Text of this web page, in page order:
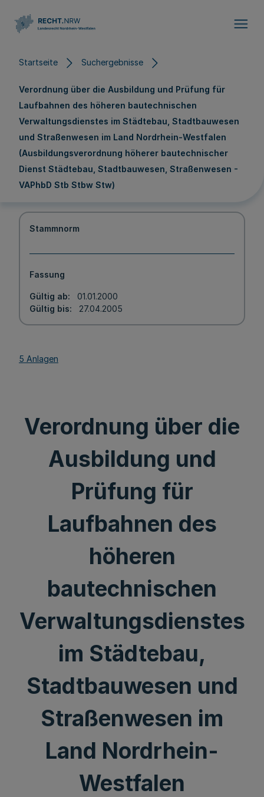
Startseite Suchergebnisse
Verordnung über die Ausbildung und Prüfung für
Laufbahnen des höheren bautechnischen
Verwaltungsdienstes im Städtebau, Stadtbauwesen
und Straßenwesen im Land Nordrhein-Westfalen
(Ausbildungsverordnung höherer bautechnischer
Dienst Städtebau, Stadtbauwesen, Straßenwesen -
VAPhbD Stb Stbw Stw)
Stammnorm
Fassung
Gültig ab
01.01.2000
Gültig bis
27.04.2005
5 Anlagen
Verordnung über die
Ausbildung und
Prüfung für
Laufbahnen des
höheren
bautechnischen
Verwaltungsdienstes
im Städtebau,
Stadtbauwesen und
Straßenwesen im
Land Nordrhein-
Westfalen